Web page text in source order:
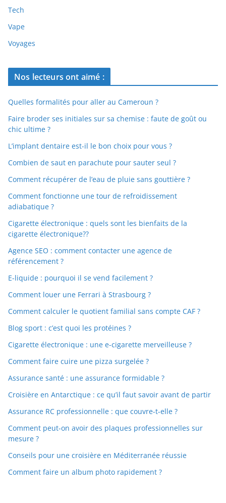
Tech
Vape
Voyages
Nos lecteurs ont aimé :
Quelles formalités pour aller au Cameroun ?
Faire broder ses initiales sur sa chemise : faute de goût ou
chic ultime ?
L’implant dentaire est-il le bon choix pour vous ?
Combien de saut en parachute pour sauter seul ?
Comment récupérer de l’eau de pluie sans gouttière ?
Comment fonctionne une tour de refroidissement
adiabatique ?
Cigarette électronique : quels sont les bienfaits de la
cigarette électronique??
Agence SEO : comment contacter une agence de
référencement ?
E-liquide : pourquoi il se vend facilement ?
Comment louer une Ferrari à Strasbourg ?
Comment calculer le quotient familial sans compte CAF ?
Blog sport : c’est quoi les protéines ?
Cigarette électronique : une e-cigarette merveilleuse ?
Comment faire cuire une pizza surgelée ?
Assurance santé : une assurance formidable ?
Croisière en Antarctique : ce qu’il faut savoir avant de partir
Assurance RC professionnelle : que couvre-t-elle ?
Comment peut-on avoir des plaques professionnelles sur
mesure ?
Conseils pour une croisière en Méditerranée réussie
Comment faire un album photo rapidement ?